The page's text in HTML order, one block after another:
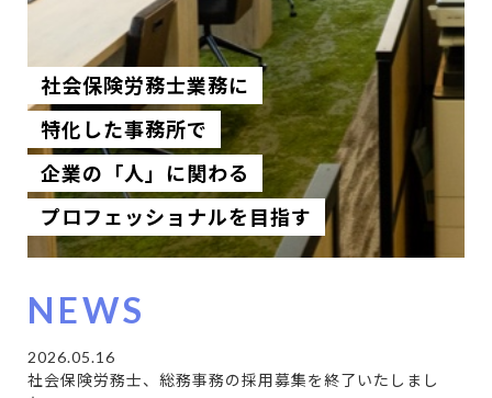
社会保険労務士業務に
特化した事務所で
企業の「人」に関わる
プロフェッショナルを目指す
NEWS
2026.05.16
社会保険労務士、総務事務の採用募集を終了いたしまし